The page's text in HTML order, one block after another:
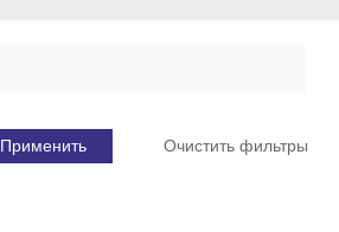
Применить Очистить фильтры